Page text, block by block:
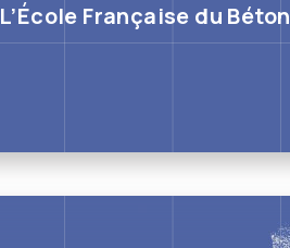
L’École Française du Béton